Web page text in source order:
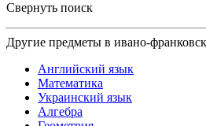
Свернуть поиск
Другие предметы в ивано-
Английский язык
Математика
Украинский язык
Алгебра